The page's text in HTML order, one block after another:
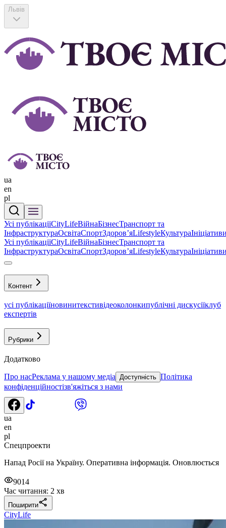
Львів
ua
en
pl
Усі публікаціїCityLifeВійнаБізнесТранспорт та
ІнфраструктураОсвітаСпортЗдоровʼяLifestyleКультура
Усі публікаціїCityLifeВійнаБізнесТранспорт та
ІнфраструктураОсвітаСпортЗдоровʼяLifestyleКультура
Контент
усі публікаціїновинитекстивідеоколонкипублічні дискусіїклуб
експертів
Рубрики
Додатково
Про насРеклама у нашому медіа Доступність Політика
конфіденційностізв'яжіться з нами
ua
en
pl
Спецпроекти
Напад Росії на Україну. Оперативна інформація. Оновлюється
9014
Час читання: 2 хв
Поширити
CityLife